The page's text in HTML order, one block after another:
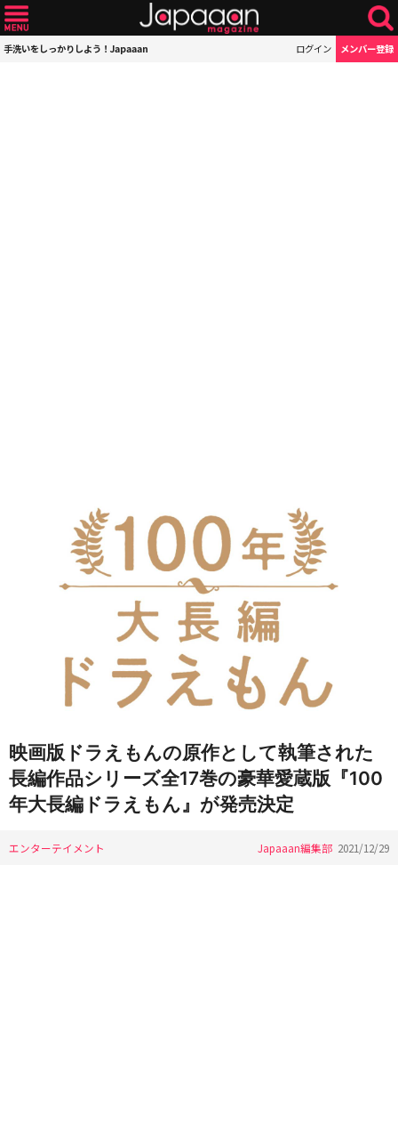
手洗いをしっかりしよう！Japaaan ログイン メンバー登録
映画版ドラえもんの原作として執筆された
長編作品シリーズ全17巻の豪華愛蔵版『100
年大長編ドラえもん』が発売決定
エンターテイメント Japaaan編集部 2021/12/29